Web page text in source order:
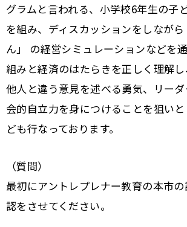
グラムと言われる、小学校6年生の子
を組み、ディスカッションをしなが
ん」 の経営シミュレーションなどを
組みと経済のはたらきを正しく理解し
他人と違う意見を述べる勇気、リー
会的自立力を身につけることを狙い
ども行なっております。
（質問）
最初にアントレプレナー教育の本市
認をさせてください。